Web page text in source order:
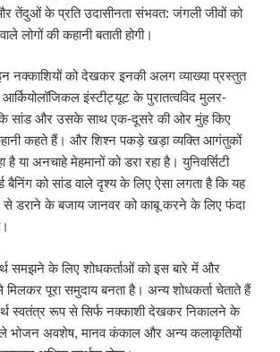
तेंदुओं के प्रति उदासीनता संभवत: जंगली जीवों को
लोगों की कहानी बताती होगी।
नक्काशियों को देखकर इनकी अलग व्याख्या प्रस्तुत
इंस्टीट्यूट के पुरातत्वविद मुलर-
कि सांड और उसके साथ एक-दूसरे की ओर मुंह किए
कहते हैं। और शिश्न पकड़े खड़ा व्यक्ति आगंतुकों
या अनचाहे मेहमानों को डरा रहा है। युनिवर्सिटी
बैनिंग को सांड वाले दृश्य के लिए ऐसा लगता है कि यह
डराने के बजाय जानवर को काबू करने के लिए फंदा
समझने के लिए शोधकर्ताओं को इस बारे में और
पूरा समुदाय बनता है। अन्य शोधकर्ता चेताते हैं
स्वतंत्र रूप से सिर्फ नक्काशी देखकर निकालने के
भोजन अवशेष, मानव कंकाल और अन्य कलाकृतियों